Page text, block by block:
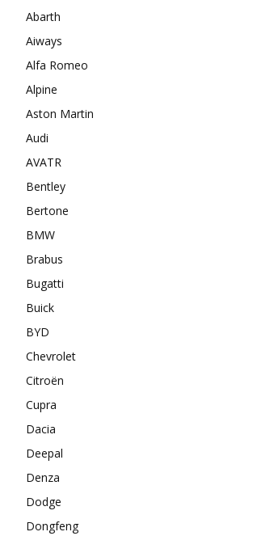
Abarth
Aiways
Alfa Romeo
Alpine
Aston Martin
Audi
AVATR
Bentley
Bertone
BMW
Brabus
Bugatti
Buick
BYD
Chevrolet
Citroën
Cupra
Dacia
Deepal
Denza
Dodge
Dongfeng